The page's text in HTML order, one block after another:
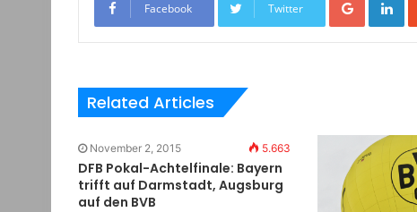
Facebook Twitter
Related Articles
November 2, 2015 5.663
DFB Pokal-Achtelfinale: Bayern
trifft auf Darmstadt, Augsburg
auf den BVB